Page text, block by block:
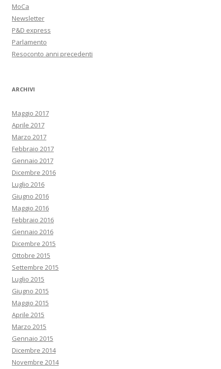
MoCa
Newsletter
P&D express
Parlamento
Resoconto anni precedenti
ARCHIVI
Maggio 2017
Aprile 2017
Marzo 2017
Febbraio 2017
Gennaio 2017
Dicembre 2016
Luglio 2016
Giugno 2016
Maggio 2016
Febbraio 2016
Gennaio 2016
Dicembre 2015
Ottobre 2015
Settembre 2015
Luglio 2015
Giugno 2015
Maggio 2015
Aprile 2015
Marzo 2015
Gennaio 2015
Dicembre 2014
Novembre 2014